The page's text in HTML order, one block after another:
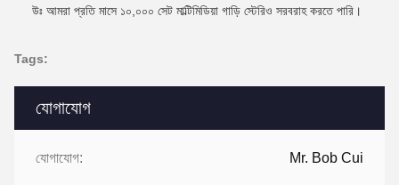
যোগাযোগ
যোগাযোগ: Mr. Bob Cui
উঃ আমরা প্রতি মাসে ১০,০০০ সেট মাল্টিমিডিয়া গাড়ি স্টেরিও সরবরাহ করতে পারি।
Tags: